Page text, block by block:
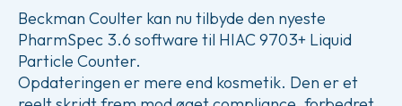
Beckman Coulter kan nu tilbyde den nyeste
PharmSpec 3.6 software til HIAC 9703+ Liquid
Particle Counter.
Opdateringen er mere end kosmetik. Den er et